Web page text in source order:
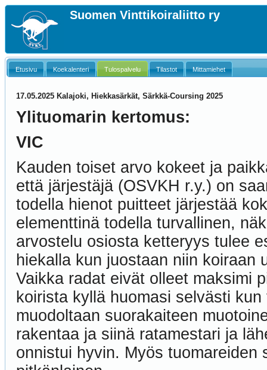
Suomen Vinttikoiraliitto ry
Etusivu Koekalenteri Tulospalvelu Tilastot Mittamiehet
17.05.2025 Kalajoki, Hiekkasärkät, Särkkä-Coursing 2025
Ylituomarin kertomus:
VIC
Kauden toiset arvo kokeet ja
että järjestäjä (OSVKH r.y.) on
todella hienot puitteet järjestää
elementtinä todella turvallinen,
arvostelu osiosta ketteryys tulee
hiekalla kun juostaan niin koiraan
Vaikka radat eivät olleet maksimi
koirista kyllä huomasi selvästi
muodoltaan suorakaiteen
rakentaa ja siinä ratamestari ja
onnistui hyvin. Myös